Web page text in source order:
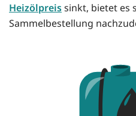
Heizölpreissinkt, bietet es
Sammelbestellung